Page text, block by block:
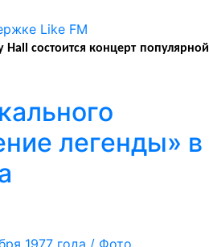
Hall состоится концерт популярной
легенды» в